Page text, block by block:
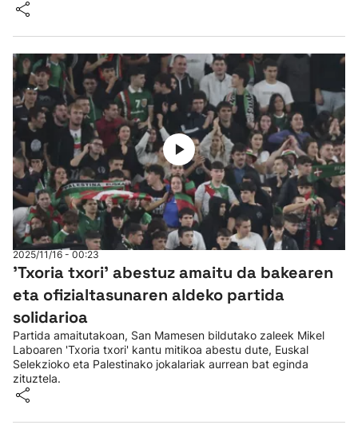
2025/11/16 - 00:23
'Txoria txori' abestuz amaitu da bakearen
eta ofizialtasunaren aldeko partida
solidarioa
Partida amaitutakoan, San Mamesen bildutako zaleek Mikel
Laboaren 'Txoria txori' kantu mitikoa abestu dute, Euskal
Selekzioko eta Palestinako jokalariak aurrean bat eginda
zituztela.